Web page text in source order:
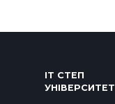
ІТ СТЕП
УНІВЕРСИТЕТ